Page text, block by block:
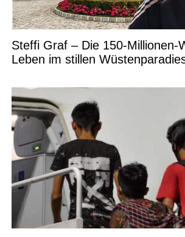
Steffi Graf – Die 150-Millionen-
Leben im stillen